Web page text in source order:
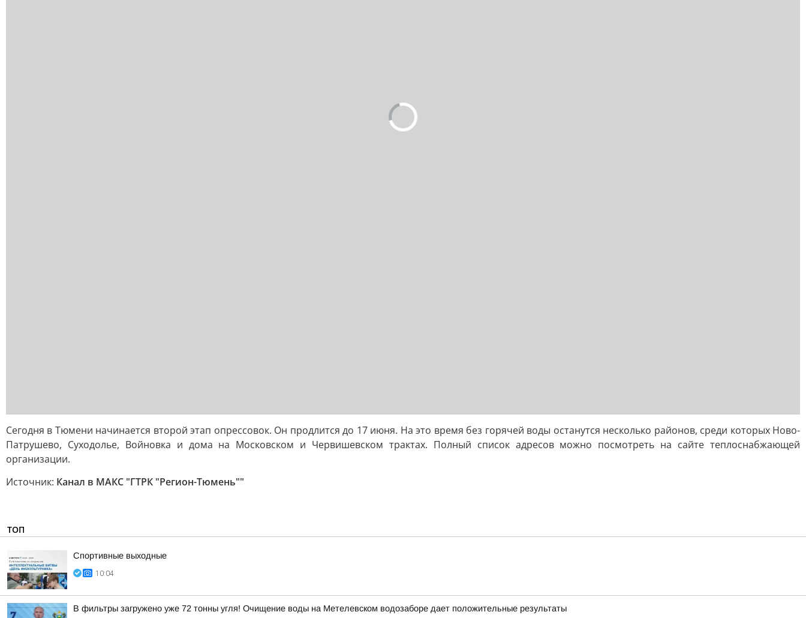
Сегодня в Тюмени начинается второй этап опрессовок. Он продлится до 17 июня. На это время без горячей воды останутся несколько районов, среди которых Ново-
Патрушево, Суходолье, Войновка и дома на Московском и Червишевском трактах. Полный список адресов можно посмотреть на сайте теплоснабжающей
организации.
Источник: Канал в МАКС "ГТРК "Регион-Тюмень""
ТОП
Спортивные выходные
10:04
В фильтры загружено уже 72 тонны угля! Очищение воды на Метелевском водозаборе дает положительные результаты